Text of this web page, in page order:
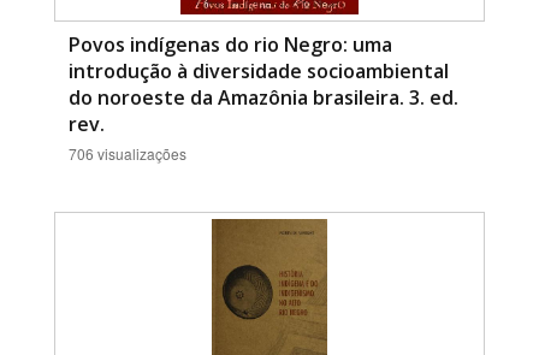
Área Protegida
BUSCAR
Povos indígenas do rio Negro: uma
introdução à diversidade socioambiental
do noroeste da Amazônia brasileira. 3. ed.
rev.
706 visualizações